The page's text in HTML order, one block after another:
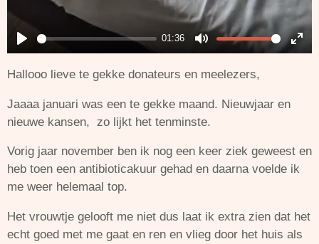
P
l
01:36
M
u
E
f
u
l
s
Hallooo lieve te gekke donateurs en meelezers,
Jaaaa januari was een te gekke maand. Nieuwjaar en
nieuwe kansen, zo lijkt het tenminste.
Vorig jaar november ben ik nog een keer ziek geweest en
heb toen een antibioticakuur gehad en daarna voelde ik
me weer helemaal top.
Het vrouwtje gelooft me niet dus laat ik extra zien dat het
echt goed met me gaat en ren en vlieg door het huis als